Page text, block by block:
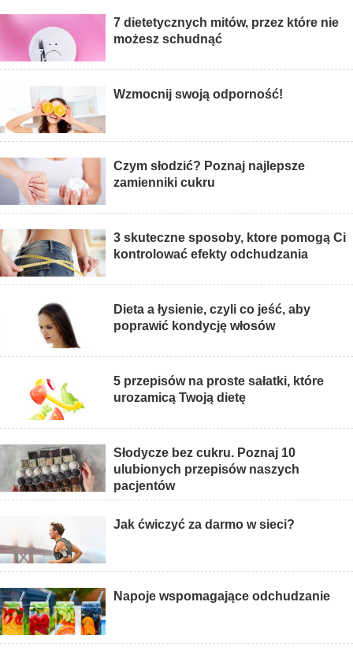
7 dietetycznych mitów, przez które nie
możesz schudnąć
Wzmocnij swoją odporność!
Czym słodzić? Poznaj najlepsze
zamienniki cukru
3 skuteczne sposoby, ktore pomogą Ci
kontrolować efekty odchudzania
Dieta a łysienie, czyli co jeść, aby
poprawić kondycję włosów
5 przepisów na proste sałatki, które
urozamicą Twoją dietę
Słodycze bez cukru. Poznaj 10
ulubionych przepisów naszych
pacjentów
Jak ćwiczyć za darmo w sieci?
Napoje wspomagające odchudzanie